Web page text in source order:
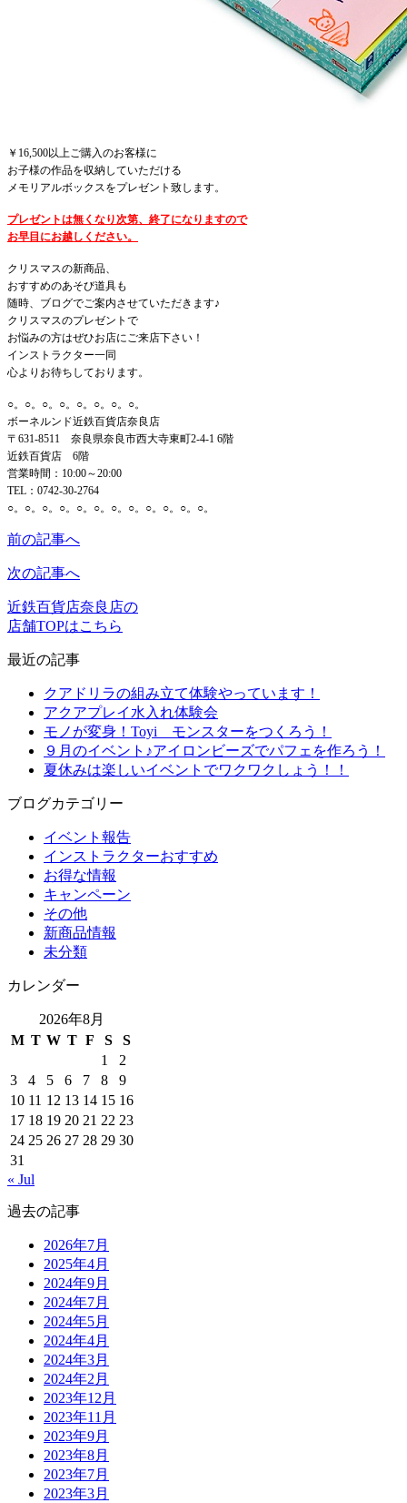
￥16,500以上ご購入のお客様に
お子様の作品を収納していただける
メモリアルボックスをプレゼント致します。
プレゼントは無くなり次第、 終了になりますので
お早目にお越しください。
クリスマスの新商品、
おすすめのあそび道具も
随時、ブログでご案内させていただきます♪
クリスマスのプレゼントで
お悩みの方はぜひお店にご来店下さい！
インストラクター一同
心よりお待ちしております。
○。○。○。○。○。○。○。○。
ボーネルンド近鉄百貨店奈良店
〒631-8511 奈良県奈良市西大寺東町2-4-1 6階
近鉄百貨店 6階
営業時間：10:00～20:00
TEL：0742-30-2764
○。○。○。○。○。○。○。○。○。○。○。○。
前の記事へ
次の記事へ
近鉄百貨店奈良店の
店舗TOPはこちら
最近の記事
クアドリラの組み立て体験やっています！
アクアプレイ水入れ体験会
モノが変身！Toyi モンスターをつくろう！
９月のイベント♪アイロンビーズでパフェを作ろう！
夏休みは楽しいイベントでワクワクしょう！！
ブログカテゴリー
イベント報告
インストラクターおすすめ
お得な情報
キャンペーン
その他
新商品情報
未分類
カレンダー
2026年8月
M T W T F S
S
1
2
3
4 5 6 7 8
9
10 11 12 13 14 15 16
17 18 19 20 21 22 23
24 25 26 27 28 29 30
31
« Jul
過去の記事
2026年7月
2025年4月
2024年9月
2024年7月
2024年5月
2024年4月
2024年3月
2024年2月
2023年12月
2023年11月
2023年9月
2023年8月
2023年7月
2023年3月